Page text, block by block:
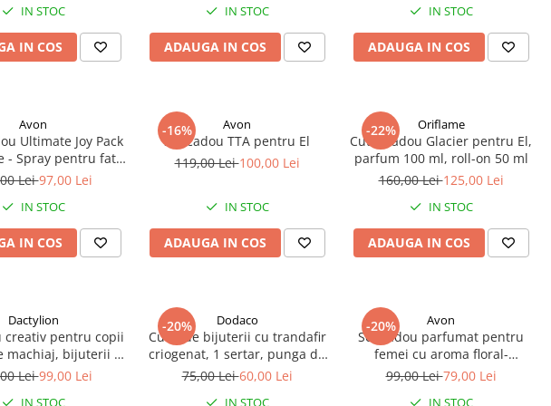
IN STOC
IN COS
IN STOC
ADAUGA IN COS
IN STOC
ADAUGA IN COS
Avon
Ultimate Joy Pack
- Spray pentru fata
Energise 100 ml,
200 ml, Anew
Maximising Serum
cu betisoare
70
Lei97,00 Lei
IN STOC
IN COS
-16% Avon
Set cadou TTA pentru El
119,00 Lei100,00 Lei
IN STOC
ADAUGA IN COS
-22% Oriflame
Cutie cadou Glacier pentru El,
parfum 100 ml, roll-on 50 ml
160,00 Lei125,00 Lei
IN STOC
ADAUGA IN COS
Dactylion
creativ pentru copii
machiaj, bijuterii si
fructat, 3+, paleta
Lei99,00 Lei
IN STOC
-20% Dodaco
Cutie de bijuterii cu trandafir
criogenat, 1 sertar, punga de
cadou si felicitare, 11 x 9 x 9
75,00 Lei60,00 Lei
IN STOC
-20% Avon
Set cadou parfumat pentru
femei cu aroma floral-
lemnoasa si accente de mosc,
99,00 Lei79,00 Lei
IN STOC